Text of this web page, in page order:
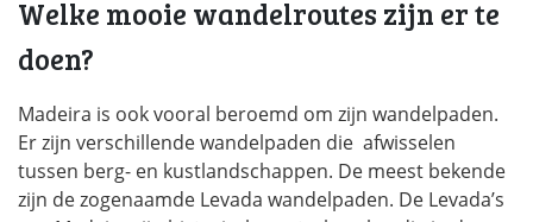
Welke mooie wandelroutes zijn er te
doen?
Madeira is ook vooral beroemd om zijn wandelpaden.
Er zijn verschillende wandelpaden die afwisselen
tussen berg- en kustlandschappen. De meest bekende
zijn de zogenaamde Levada wandelpaden. De Levada’s